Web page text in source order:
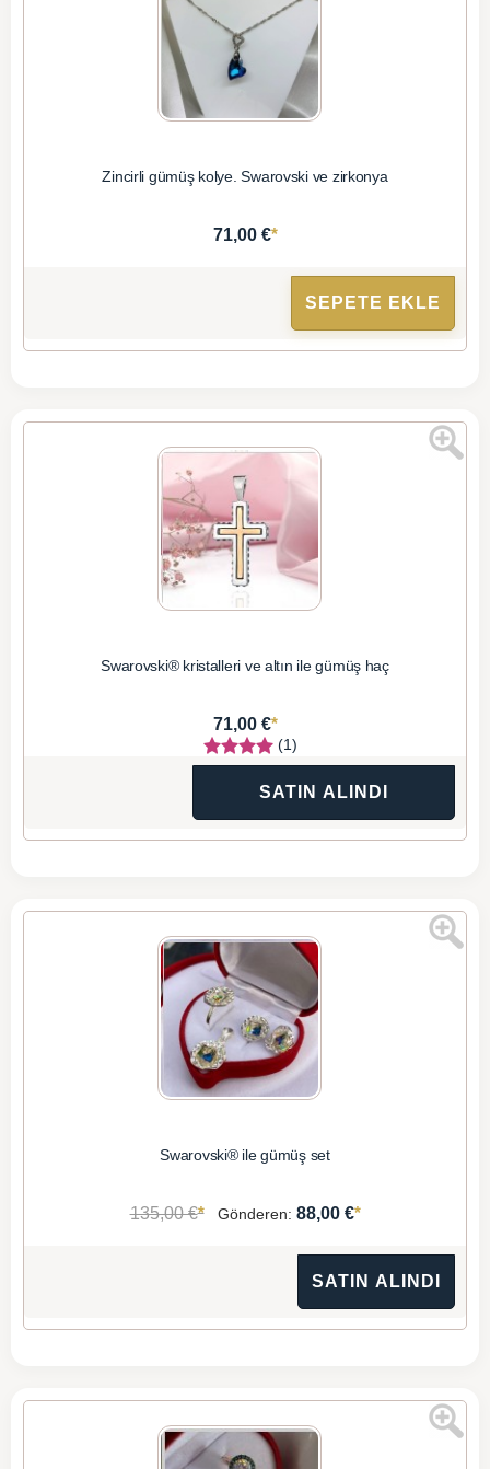
Zincirli gümüş kolye. Swarovski ve zirkonya
71,00 €*
SEPETE EKLE
Swarovski® kristalleri ve altın ile gümüş haç
71,00 €*
(1)
SATIN ALINDI
Swarovski® ile gümüş set
135,00 €* Gönderen: 88,00 €*
SATIN ALINDI